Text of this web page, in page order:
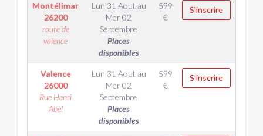
Montélimar
26200
route de
valence
Lun 31 Aout au
Mer 02
Septembre
Places
disponibles
599
€
S'inscrire
Valence
26000
Rue Henri
Abel
Lun 31 Aout au
Mer 02
Septembre
Places
disponibles
599
€
S'inscrire